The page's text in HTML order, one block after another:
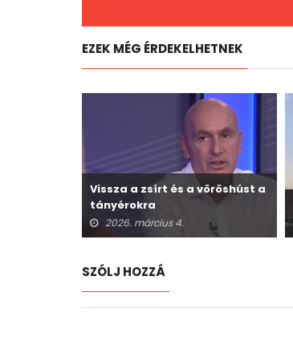
EZEK MÉG ÉRDEKELHETNEK
Vissza a zsírt és a vöröshúst a
tányérokra
2026. március 4.
SZÓLJ HOZZÁ